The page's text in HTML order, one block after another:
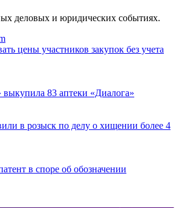
деловых и юридических событиях.
цены участников закупок без учета
выкупила 83 аптеки «Диалога»
в розыск по делу о хищении более 4
в споре об обозначении